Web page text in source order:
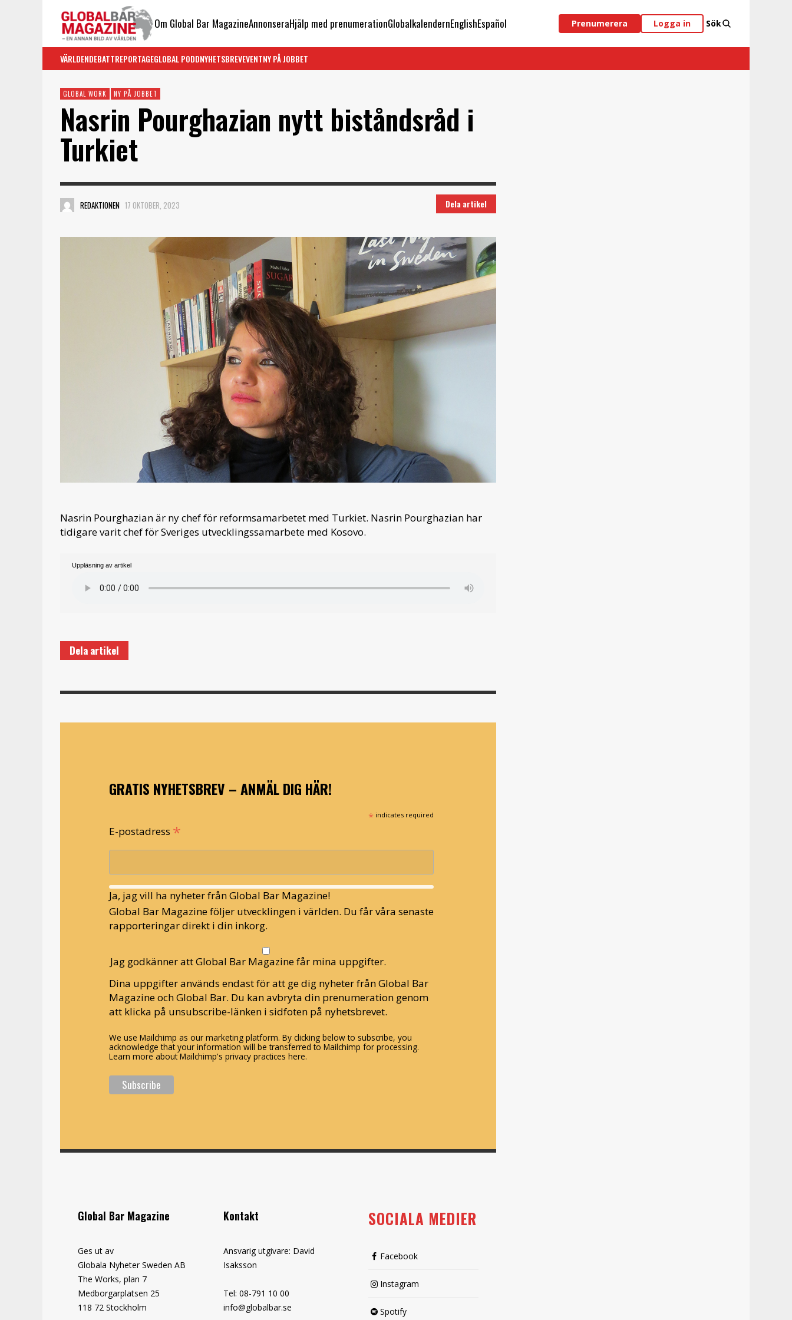
Om Global Bar MagazineAnnonseraHjälp med prenumerationGlobalkalendernEnglishEspañol Prenumerera Logga in Sök
VÄRLDENDEBATTREPORTAGEGLOBAL PODDNYHETSBREVEVENTNY PÅ JOBBET
GLOBAL WORK NY PÅ JOBBET
Nasrin Pourghazian nytt biståndsråd i
Turkiet
REDAKTIONEN 17 OKTOBER, 2023 Dela artikel
Nasrin Pourghazian är ny chef för reformsamarbetet med Turkiet. Nasrin Pourghazian har
tidigare varit chef för Sveriges utvecklingssamarbete med Kosovo.
Uppläsning av artikel
Dela artikel
GRATIS NYHETSBREV – ANMÄL DIG HÄR!
* indicates required
E-postadress *
Ja, jag vill ha nyheter från Global Bar Magazine!
Global Bar Magazine följer utvecklingen i världen. Du får våra senaste
rapporteringar direkt i din inkorg.
Jag godkänner att Global Bar Magazine får mina uppgifter.
Dina uppgifter används endast för att ge dig nyheter från Global Bar
Magazine och Global Bar. Du kan avbryta din prenumeration genom
att klicka på unsubscribe-länken i sidfoten på nyhetsbrevet.
We use Mailchimp as our marketing platform. By clicking below to subscribe, you
acknowledge that your information will be transferred to Mailchimp for processing.
Learn more about Mailchimp's privacy practices here.
Global Bar Magazine
Ges ut av
Globala Nyheter Sweden AB
The Works, plan 7
Medborgarplatsen 25
118 72 Stockholm
Kontakt
Ansvarig utgivare: David
Isaksson
Tel: 08-791 10 00
info@globalbar.se
SOCIALA MEDIER
Facebook
Instagram
Spotify